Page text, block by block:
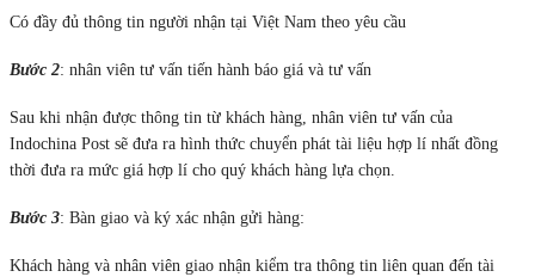
Có đầy đủ thông tin người nhận tại Việt Nam theo yêu cầu
Bước 2: nhân viên tư vấn tiến hành báo giá và tư vấn
Sau khi nhận được thông tin từ khách hàng, nhân viên tư vấn của
Indochina Post sẽ đưa ra hình thức chuyển phát tài liệu hợp lí nhất đồng
thời đưa ra mức giá hợp lí cho quý khách hàng lựa chọn.
Bước 3: Bàn giao và ký xác nhận gửi hàng:
Khách hàng và nhân viên giao nhận kiểm tra thông tin liên quan đến tài